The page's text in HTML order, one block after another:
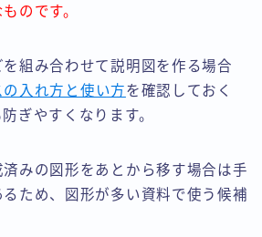
のです。
組み合わせて説明図を作る場合
入れ方と使い方を確認しておく
ぎやすくなります。
みの図形をあとから移す場合は手
ため、図形が多い資料で使う候補